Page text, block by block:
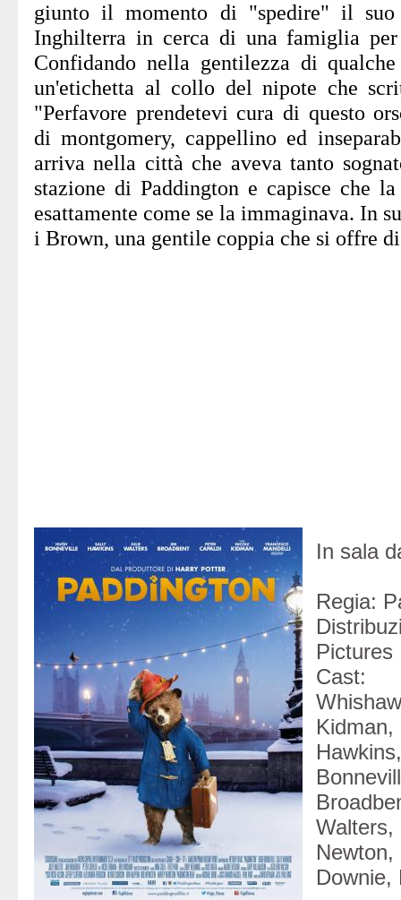
giunto il momento di "spedire" il
Inghilterra in cerca di una famiglia
Confidando nella gentilezza di
un'etichetta al collo del nipote che
"Perfavore prendetevi cura di questo
di montgomery, cappellino ed
arriva nella città che aveva tanto
stazione di Paddington e capisce che
esattamente come se la immaginava. In
i Brown, una gentile coppia che si offre
In sala
Regia:
Pictures
Downie,